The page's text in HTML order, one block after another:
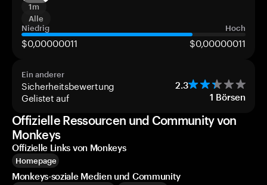
1m
Alle
Niedrig
Hoch
$0,00000011 $0,00000011
Ein anderer
Sicherheitsbewertung 2.3
Gelistet auf 1 Börsen
Offizielle Ressourcen und Community von
Monkeys
Offizielle Links von Monkeys
Homepage
Monkeys-soziale Medien und Community